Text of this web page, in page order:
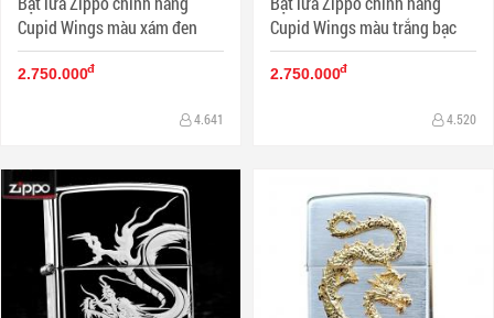
Cupid Wings màu xám đen
2.750.000đ
4.641
Cupid Wings màu trắng bạc
2.750.000đ
4.520